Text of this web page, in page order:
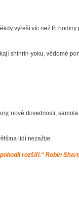
vyřeší víc než tři
shinrin-yoku, vědomé
nové dovednosti,
lidí nezažije.
rozšíří.“ Robin